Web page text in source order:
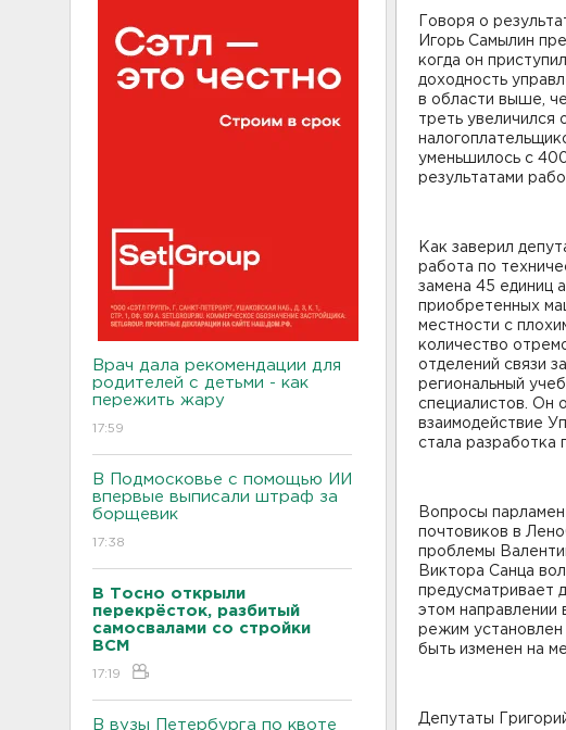
Врач дала рекомендации для
родителей с детьми - как
пережить жару
17:59
В Подмосковье с помощью ИИ
впервые выписали штраф за
борщевик
17:38
В Тосно открыли
перекрёсток, разбитый
самосвалами со стройки
ВСМ
17:19
В вузы Петербурга по квоте
Говоря о
Игорь Самылин
когда он
доходность
в области выше,
треть
уменьшилось с
результатами
Как заверил
работа по
замена 45 единиц
приобретенных
местности с
количество
отделений связи
региональный
специалистов. Он
взаимодействие
стала разработка
Вопросы
почтовиков в
проблемы
Виктора Санца
предусматривает
этом направлении
режим
быть изменен на
Депутаты